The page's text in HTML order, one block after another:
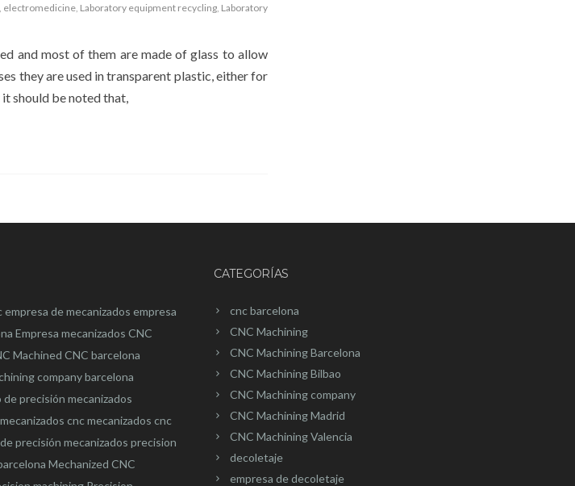
electromedicine Laboratory equipment recycling Laboratory
and most of them are made of glass to allow
they are used in transparent plastic, either for
should be noted that,
empresa de mecanizados empresa
Empresa mecanizados CNC
Machined CNC barcelona
company barcelona
de precisión mecanizados
mecanizados cncmecanizados cnc
precisión mecanizados precision
Mechanized CNC
CATEGORÍAS
cnc barcelona
CNC Machining
CNC Machining Barcelona
CNC Machining Bilbao
CNC Machining company
CNC Machining Madrid
CNC Machining Valencia
decoletaje
empresa de decoletaje